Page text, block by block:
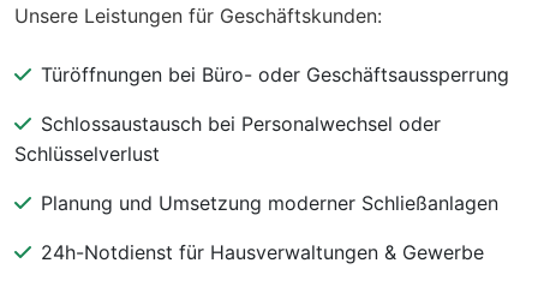
Unsere Leistungen für Geschäftskunden:
Türöffnungen bei Büro- oder Geschäftsaussperrung
Schlossaustausch bei Personalwechsel oder
Schlüsselverlust
Planung und Umsetzung moderner Schließanlagen
24h-Notdienst für Hausverwaltungen & Gewerbe